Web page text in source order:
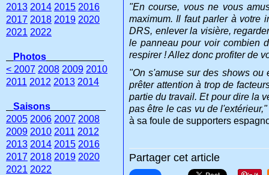
"En course, vous ne vous
maximum. Il faut parler à votre
DRS, enlever la visière,
le panneau pour voir combien
respirer ! Allez donc profiter de
"On s'amuse sur des shows ou
prêter attention à trop de
partie du travail. Et pour dire la
pas être le cas vu de l'extérieur,"
à sa foule de supporters
Partager cet article
2013 2014 2015 2016
2017 2018 2019 2020
2021 2022
Photos
< 2007 2008 2009 2010
2011 2012 2013 2014
Saisons
2005 2006 2007 2008
2009 2010 2011 2012
2013 2014 2015 2016
2017 2018 2019 2020
2021 2022